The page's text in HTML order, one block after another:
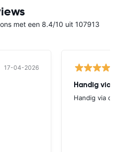
met een 8.4/10 uit 107913
17-04-2026
Handig via
Handig via